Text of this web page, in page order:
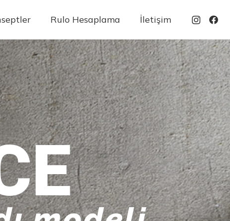
Rulo Hesaplama İletişim